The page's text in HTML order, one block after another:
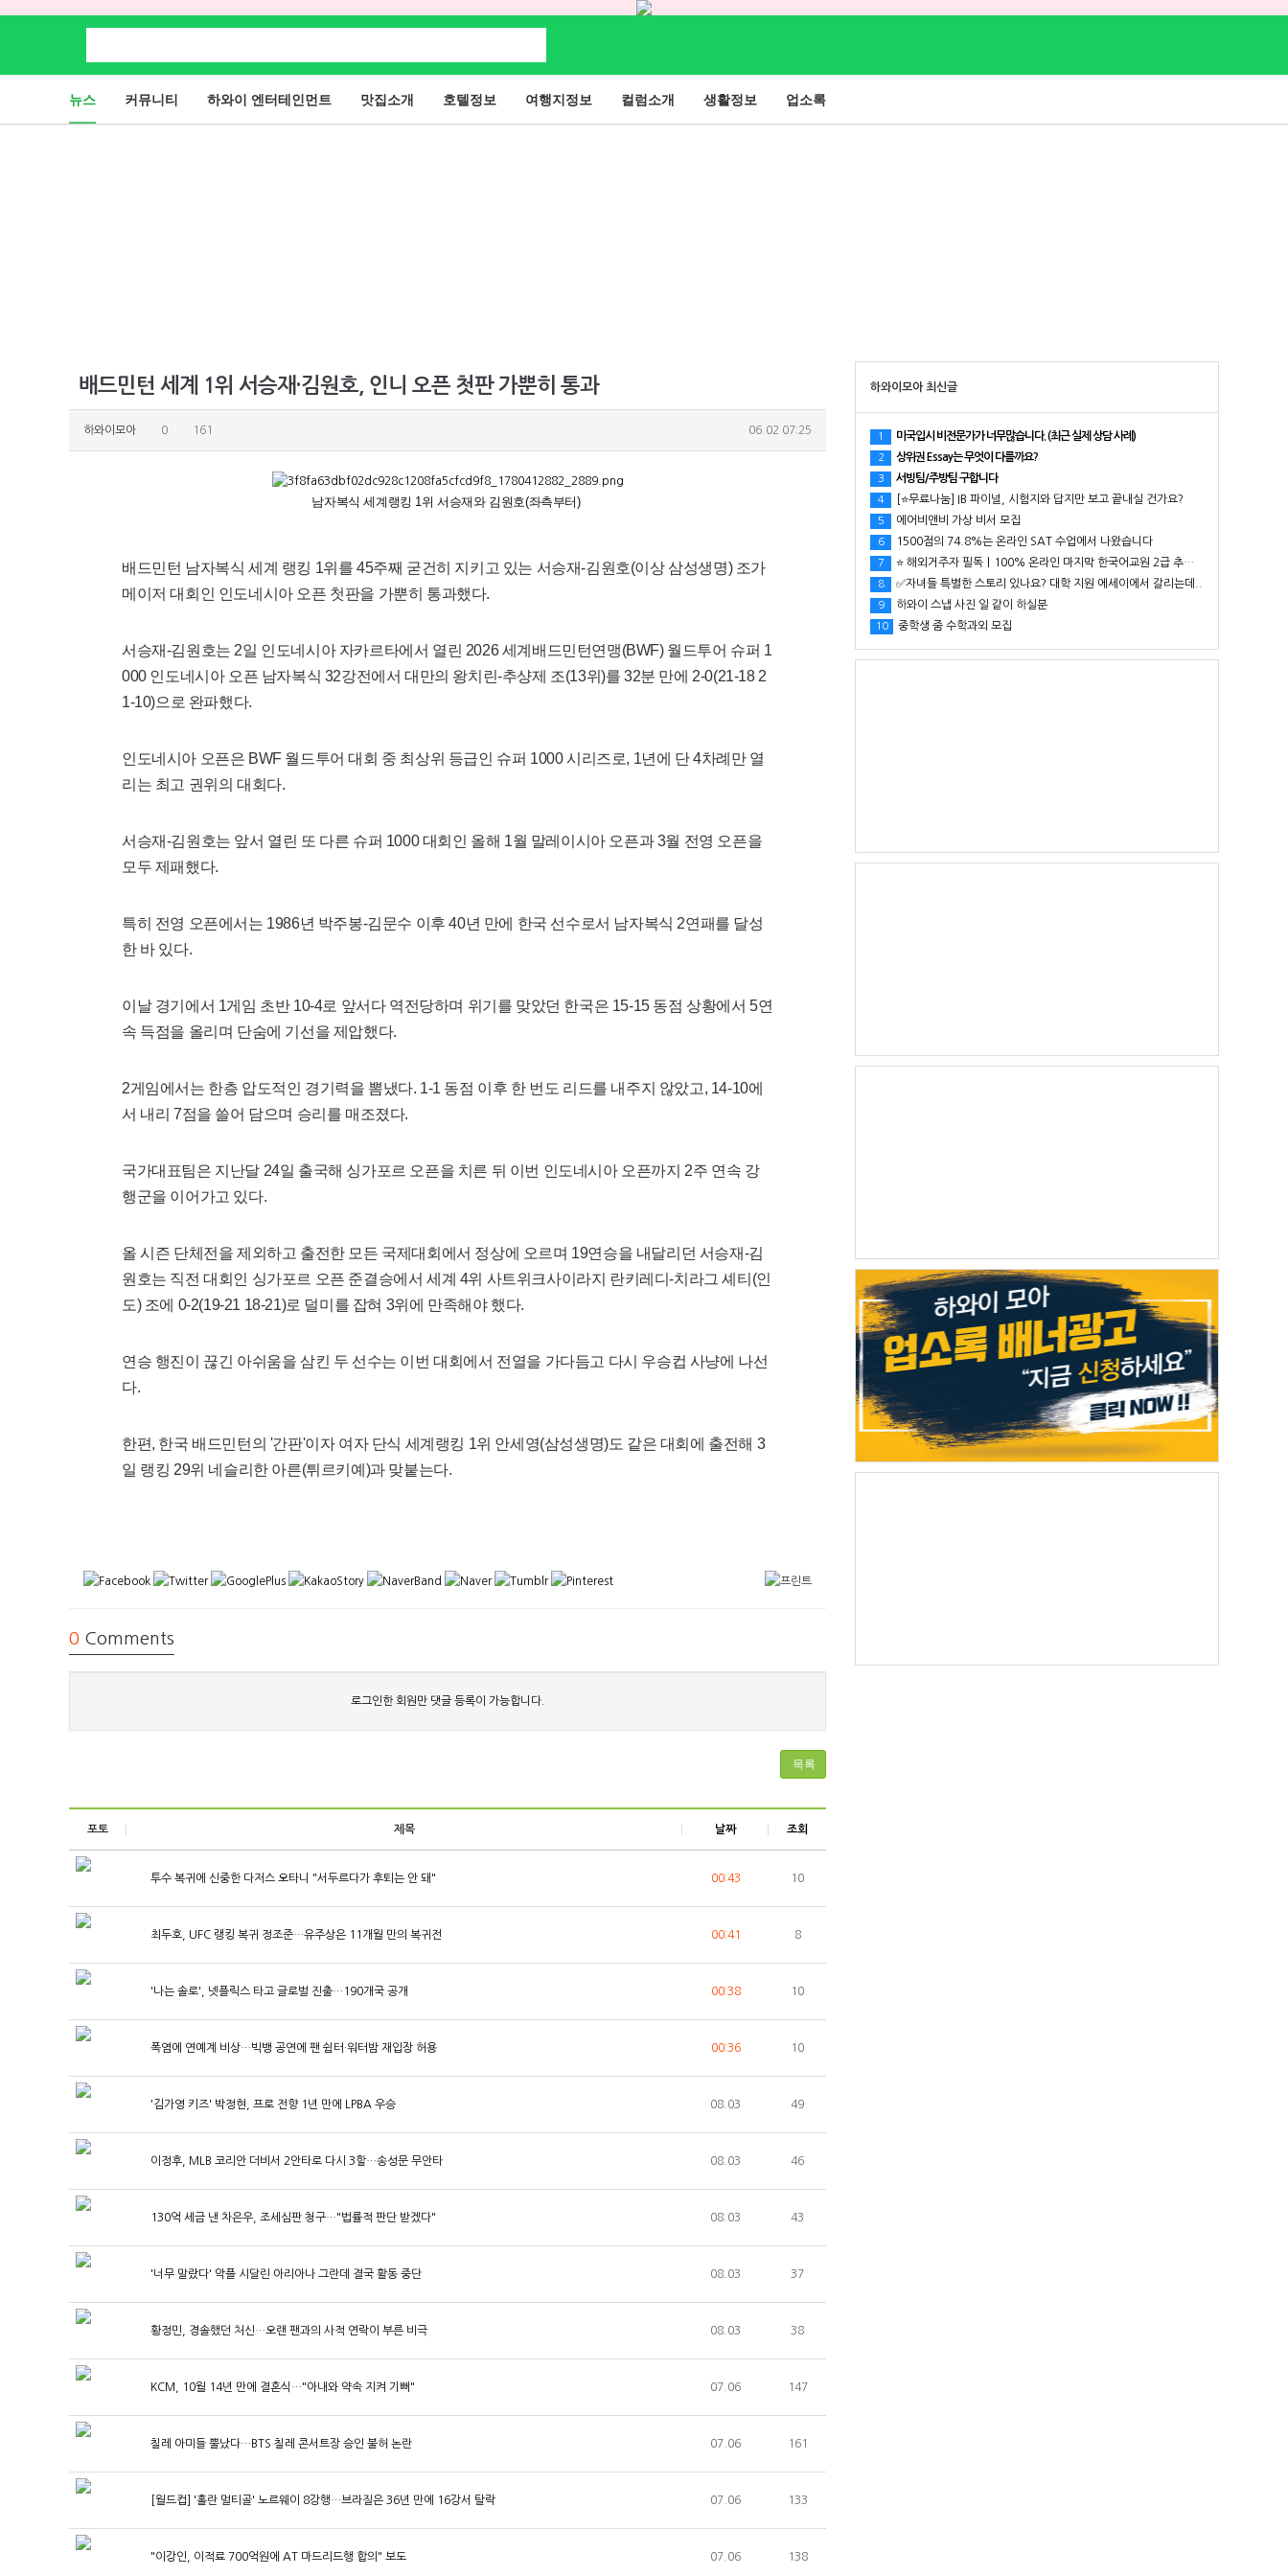
뉴스 커뮤니티 하와이 엔터테인먼트 맛집소개 호텔정보 여행지정보 컬럼소개 생활정보 업소록
배드민턴 세계 1위 서승재·김원호, 인니 오픈 첫판 가뿐히 통과
하와이모아 0 161 06.02 07:25
남자복식 세계랭킹 1위 서승재와 김원호(좌측부터)
배드민턴 남자복식 세계 랭킹 1위를 45주째 굳건히 지키고 있는 서승재-김원호(이상 삼성생명) 조가
메이저 대회인 인도네시아 오픈 첫판을 가뿐히 통과했다.
서승재-김원호는 2일 인도네시아 자카르타에서 열린 2026 세계배드민턴연맹(BWF) 월드투어 슈퍼 1
000 인도네시아 오픈 남자복식 32강전에서 대만의 왕치린-추샹제 조(13위)를 32분 만에 2-0(21-18 2
1-10)으로 완파했다.
인도네시아 오픈은 BWF 월드투어 대회 중 최상위 등급인 슈퍼 1000 시리즈로, 1년에 단 4차례만 열
리는 최고 권위의 대회다.
서승재-김원호는 앞서 열린 또 다른 슈퍼 1000 대회인 올해 1월 말레이시아 오픈과 3월 전영 오픈을
모두 제패했다.
특히 전영 오픈에서는 1986년 박주봉-김문수 이후 40년 만에 한국 선수로서 남자복식 2연패를 달성
한 바 있다.
이날 경기에서 1게임 초반 10-4로 앞서다 역전당하며 위기를 맞았던 한국은 15-15 동점 상황에서 5연
속 득점을 올리며 단숨에 기선을 제압했다.
2게임에서는 한층 압도적인 경기력을 뽐냈다. 1-1 동점 이후 한 번도 리드를 내주지 않았고, 14-10에
서 내리 7점을 쓸어 담으며 승리를 매조졌다.
국가대표팀은 지난달 24일 출국해 싱가포르 오픈을 치른 뒤 이번 인도네시아 오픈까지 2주 연속 강
행군을 이어가고 있다.
올 시즌 단체전을 제외하고 출전한 모든 국제대회에서 정상에 오르며 19연승을 내달리던 서승재-김
원호는 직전 대회인 싱가포르 오픈 준결승에서 세계 4위 사트위크사이라지 란키레디-치라그 셰티(인
도) 조에 0-2(19-21 18-21)로 덜미를 잡혀 3위에 만족해야 했다.
연승 행진이 끊긴 아쉬움을 삼킨 두 선수는 이번 대회에서 전열을 가다듬고 다시 우승컵 사냥에 나선
다.
한편, 한국 배드민턴의 '간판'이자 여자 단식 세계랭킹 1위 안세영(삼성생명)도 같은 대회에 출전해 3
일 랭킹 29위 네슬리한 아른(튀르키예)과 맞붙는다.
0 Comments
로그인한 회원만 댓글 등록이 가능합니다.
목록
포토 제목 날짜 조회
투수 복귀에 신중한 다저스 오타니 "서두르다가 후퇴는 안 돼" 00:43 10
최두호, UFC 랭킹 복귀 정조준…유주상은 11개월 만의 복귀전 00:41 8
'나는 솔로', 넷플릭스 타고 글로벌 진출…190개국 공개 00:38 10
폭염에 연예계 비상…빅뱅 공연에 팬 쉼터·워터밤 재입장 허용 00:36 10
'김가영 키즈' 박정현, 프로 전향 1년 만에 LPBA 우승 08.03 49
이정후, MLB 코리안 더비서 2안타로 다시 3할…송성문 무안타 08.03 46
130억 세금 낸 차은우, 조세심판 청구…"법률적 판단 받겠다" 08.03 43
'너무 말랐다' 악플 시달린 아리아나 그란데 결국 활동 중단 08.03 37
황정민, 경솔했던 처신…오랜 팬과의 사적 연락이 부른 비극 08.03 38
KCM, 10월 14년 만에 결혼식…"아내와 약속 지켜 기뻐" 07.06 147
칠레 아미들 뿔났다…BTS 칠레 콘서트장 승인 불허 논란 07.06 161
[월드컵] '홀란 멀티골' 노르웨이 8강행…브라질은 36년 만에 16강서 탈락 07.06 133
"이강인, 이적료 700억원에 AT 마드리드행 합의" 보도 07.06 138
하와이모아 최신글
1 미국입시 비전문가가 너무많습니다. (최근 실제 상담 사례)
2 상위권 Essay는 무엇이 다를까요?
3 서빙팀/주방팀 구합니다
4 [⭐무료나눔] IB 파이널, 시험지와 답지만 보고 끝내실 건가요?
5 에어비앤비 가상 비서 모집
6 1500점의 74.8%는 온라인 SAT 수업에서 나왔습니다
7 ⭐ 해외거주자 필독｜100% 온라인 마지막 한국어교원 2급 추가모집 (~8/2)
8 ✅자녀들 특별한 스토리 있나요? 대학 지원 에세이에서 갈리는데..
9 하와이 스냅 사진 일 같이 하실분
10 중학생 줌 수학과외 모집